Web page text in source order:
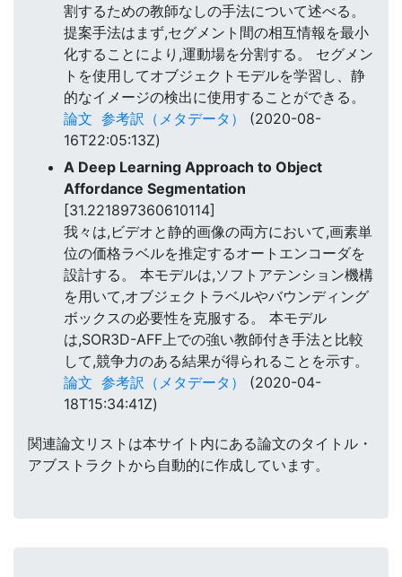
割するための教師なしの手法について述べる。
提案手法はまず,セグメント間の相互情報を最小
化することにより,運動場を分割する。 セグメン
トを使用してオブジェクトモデルを学習し、静
的なイメージの検出に使用することができる。
論文 参考訳（メタデータ）
(2020-08-
16T22:05:13Z)
A Deep Learning Approach to Object
Affordance Segmentation
[31.221897360610114]
我々は,ビデオと静的画像の両方において,画素単
位の価格ラベルを推定するオートエンコーダを
設計する。 本モデルは,ソフトアテンション機構
を用いて,オブジェクトラベルやバウンディング
ボックスの必要性を克服する。 本モデル
は,SOR3D-AFF上での強い教師付き手法と比較
して,競争力のある結果が得られることを示す。
論文 参考訳（メタデータ）
(2020-04-
18T15:34:41Z)
関連論文リストは本サイト内にある論文のタイトル・
アブストラクトから自動的に作成しています。